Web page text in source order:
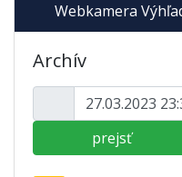
Webkamera
Archív
prejsť